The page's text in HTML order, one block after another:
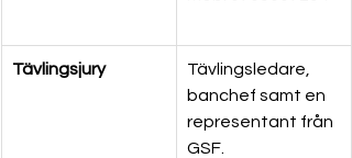
Tävlingsjury
Tävlingsledare,
banchef samt en
representant från
GSF.